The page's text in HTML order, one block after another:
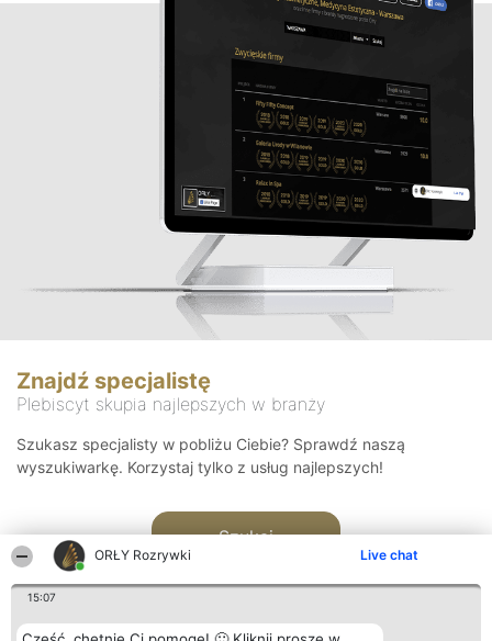
ORŁY Rozrywki Live chat
15:07
Znajdź specjalistę
Plebiscyt skupia najlepszych w branży
Szukasz specjalisty w pobliżu Ciebie? Sprawdź naszą
wyszukiwarkę. Korzystaj tylko z usług najlepszych!
Szukaj